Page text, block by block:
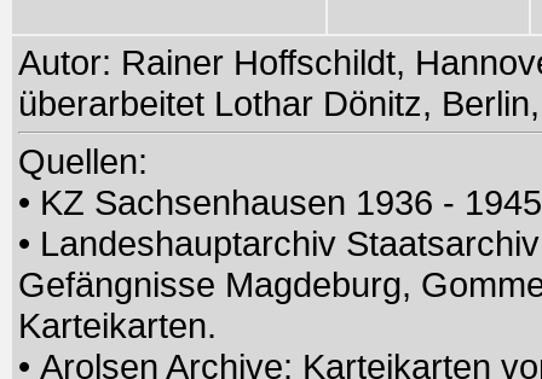
Autor: Rainer Hoffschildt,
überarbeitet Lothar Dönitz,
Quellen:
• KZ Sachsenhausen 1936 -
• Landeshauptarchiv
Gefängnisse Magdeburg,
Karteikarten.
• Arolsen Archive: Karteikarten